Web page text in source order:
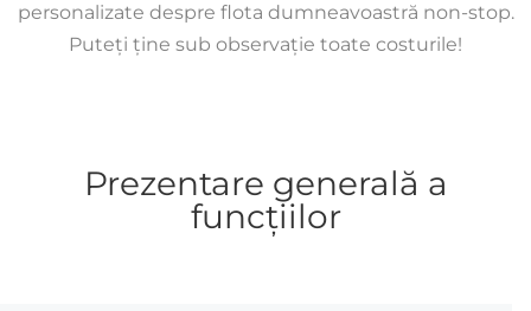
personalizate despre flota dumneavoastră non-stop.
Puteți ține sub observație toate costurile!
Prezentare generală a
funcțiilor